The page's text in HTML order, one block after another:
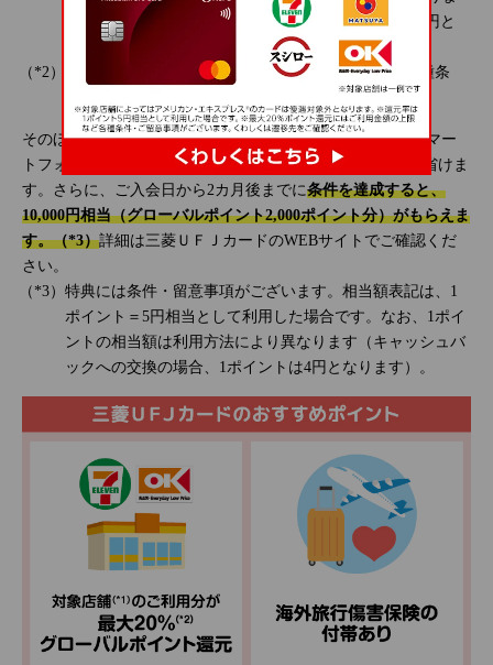
す(キャッシュバックへの交換の場合、1ポイントは4円と
なります)。
最大20％ポイント還元にはご利用金額の上限など各種条
件・ご留意事項がございます。くわしくはこちら 。
そのほか、「ＭＤＣアプリ」を活用すれば、WEB明細をスマー
トフォンでいつでもチェックでき、家計簿をつける手間を省けま
す。さらに、ご入会日から2カ月後までに条件を達成すると、
10,000円相当（グローバルポイント2,000ポイント分）がもらえま
す。（*3）詳細は三菱ＵＦＪカードのWEBサイトでご確認くだ
さい。
特典には条件・留意事項がございます。相当額表記は、1
ポイント＝5円相当として利用した場合です。なお、1ポイ
ントの相当額は利用方法により異なります（キャッシュバ
ックへの交換の場合、1ポイントは4円となります）。